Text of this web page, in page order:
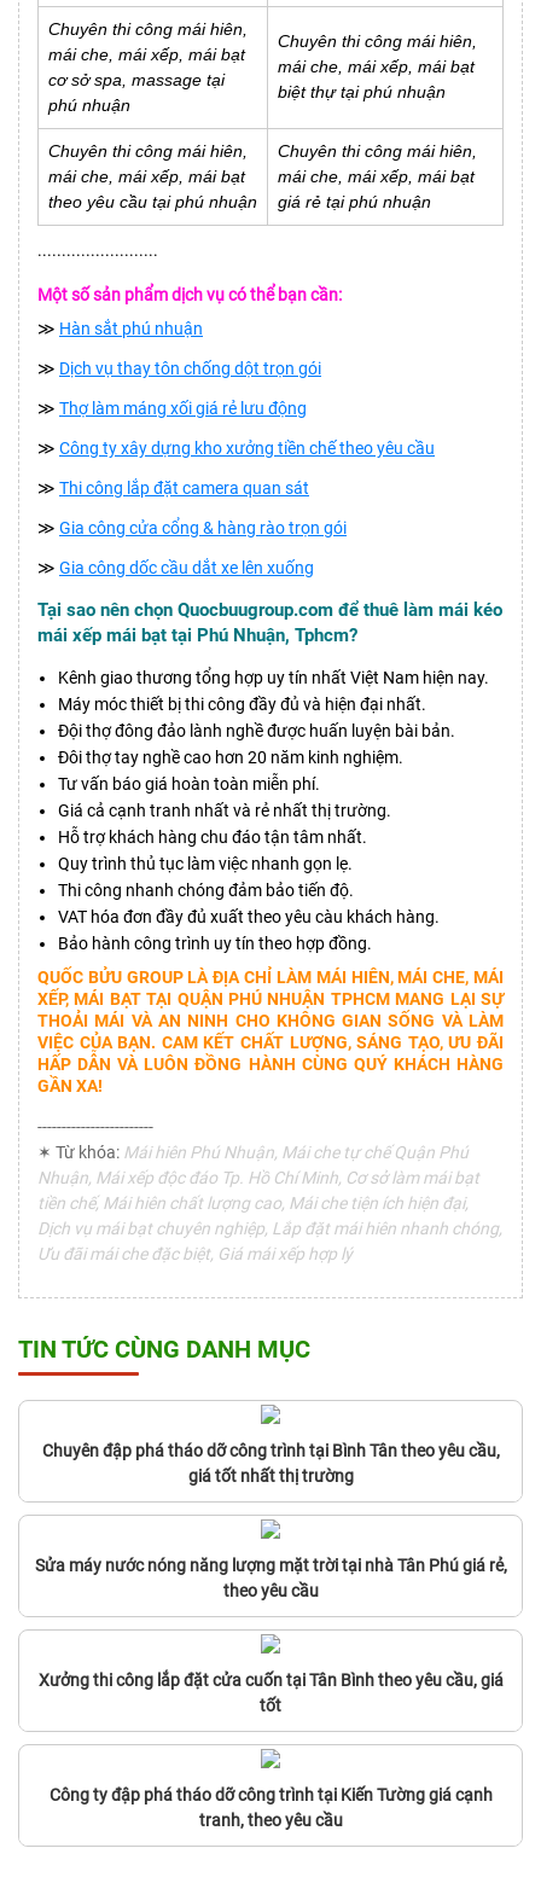
Chuyên thi công mái hiên,
mái che, mái xếp, mái bạt
cơ sở spa, massage tại
phú nhuận
Chuyên thi công mái hiên,
mái che, mái xếp, mái bạt
biệt thự tại phú nhuận
Chuyên thi công mái hiên,
mái che, mái xếp, mái bạt
theo yêu cầu tại phú nhuận
Chuyên thi công mái hiên,
mái che, mái xếp, mái bạt
giá rẻ tại phú nhuận
.........................
Một số sản phẩm dịch vụ có thể bạn cần:
≫ Hàn sắt phú nhuận
≫ Dịch vụ thay tôn chống dột trọn gói
≫ Thợ làm máng xối giá rẻ lưu động
≫ Công ty xây dựng kho xưởng tiền chế theo yêu cầu
≫ Thi công lắp đặt camera quan sát
≫ Gia công cửa cổng & hàng rào trọn gói
≫ Gia công dốc cầu dắt xe lên xuống
Tại sao nên chọn Quocbuugroup.com để thuê làm mái kéo
mái xếp mái bạt tại Phú Nhuận, Tphcm?
Kênh giao thương tổng hợp uy tín nhất Việt Nam hiện nay.
Máy móc thiết bị thi công đầy đủ và hiện đại nhất.
Đội thợ đông đảo lành nghề được huấn luyện bài bản.
Đôi thợ tay nghề cao hơn 20 năm kinh nghiệm.
Tư vấn báo giá hoàn toàn miễn phí.
Giá cả cạnh tranh nhất và rẻ nhất thị trường.
Hỗ trợ khách hàng chu đáo tận tâm nhất.
Quy trình thủ tục làm việc nhanh gọn lẹ.
Thi công nhanh chóng đảm bảo tiến độ.
VAT hóa đơn đầy đủ xuất theo yêu càu khách hàng.
Bảo hành công trình uy tín theo hợp đồng.
QUỐC BỬU GROUP LÀ ĐỊA CHỈ LÀM MÁI HIÊN, MÁI CHE, MÁI
XẾP, MÁI BẠT TẠI QUẬN PHÚ NHUẬN TPHCM MANG LẠI SỰ
THOẢI MÁI VÀ AN NINH CHO KHÔNG GIAN SỐNG VÀ LÀM
VIỆC CỦA BẠN. CAM KẾT CHẤT LƯỢNG, SÁNG TẠO, ƯU ĐÃI
HẤP DẪN VÀ LUÔN ĐỒNG HÀNH CÙNG QUÝ KHÁCH HÀNG
GẦN XA!
------------------------
✶ Từ khóa: Mái hiên Phú Nhuận, Mái che tự chế Quận Phú
Nhuận, Mái xếp độc đáo Tp. Hồ Chí Minh, Cơ sở làm mái bạt
tiền chế, Mái hiên chất lượng cao, Mái che tiện ích hiện đại,
Dịch vụ mái bạt chuyên nghiệp, Lắp đặt mái hiên nhanh chóng,
Ưu đãi mái che đặc biệt, Giá mái xếp hợp lý
TIN TỨC CÙNG DANH MỤC
Chuyên đập phá tháo dỡ công trình tại Bình Tân theo yêu cầu,
giá tốt nhất thị trường
Sửa máy nước nóng năng lượng mặt trời tại nhà Tân Phú giá rẻ,
theo yêu cầu
Xưởng thi công lắp đặt cửa cuốn tại Tân Bình theo yêu cầu, giá
tốt
Công ty đập phá tháo dỡ công trình tại Kiến Tường giá cạnh
tranh, theo yêu cầu